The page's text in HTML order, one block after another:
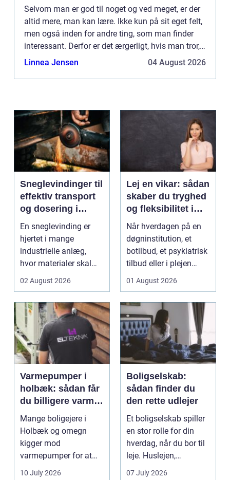
Selvom man er god til noget og ved meget, er der
altid mere, man kan lære. Ikke kun på sit eget felt,
men også inden for andre ting, som man finder
interessant. Derfor er det ærgerligt, hvis man tror,
at man er færdig, når man har afsluttet sin først...
Linnea Jensen 04 August 2026
Sneglevindinger til
effektiv transport
og dosering i
industrien
En sneglevinding er
hjertet i mange
industrielle anlæg,
hvor materialer skal
flyttes, doseres eller ...
02 August 2026
Lej en vikar: sådan
skaber du tryghed
og fleksibilitet i
hverdagen
Når hverdagen på en
døgninstitution, et
botilbud, et psykiatrisk
tilbud eller i plejen
pludselig ænd...
01 August 2026
Varmepumper i
holbæk: sådan får
du billigere varme
og bedre
indeklima
Mange boligejere i
Holbæk og omegn
kigger mod
varmepumper for at
sænke
10 July 2026
Boligselskab:
sådan finder du
den rette udlejer
Et boligselskab spiller
en stor rolle for din
hverdag, når du bor til
leje. Huslejen,
vedligeh...
07 July 2026